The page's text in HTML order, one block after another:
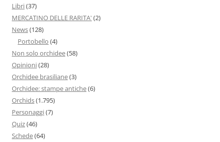
Libri(37)
MERCATINO DELLE RARITA' (2)
News(128)
Portobello (4)
Non solo orchidee(58)
Opinioni(28)
Orchidee brasiliane(3)
Orchidee: stampe antiche(6)
Orchids(1.795)
Personaggi(7)
Quiz(46)
Schede(64)